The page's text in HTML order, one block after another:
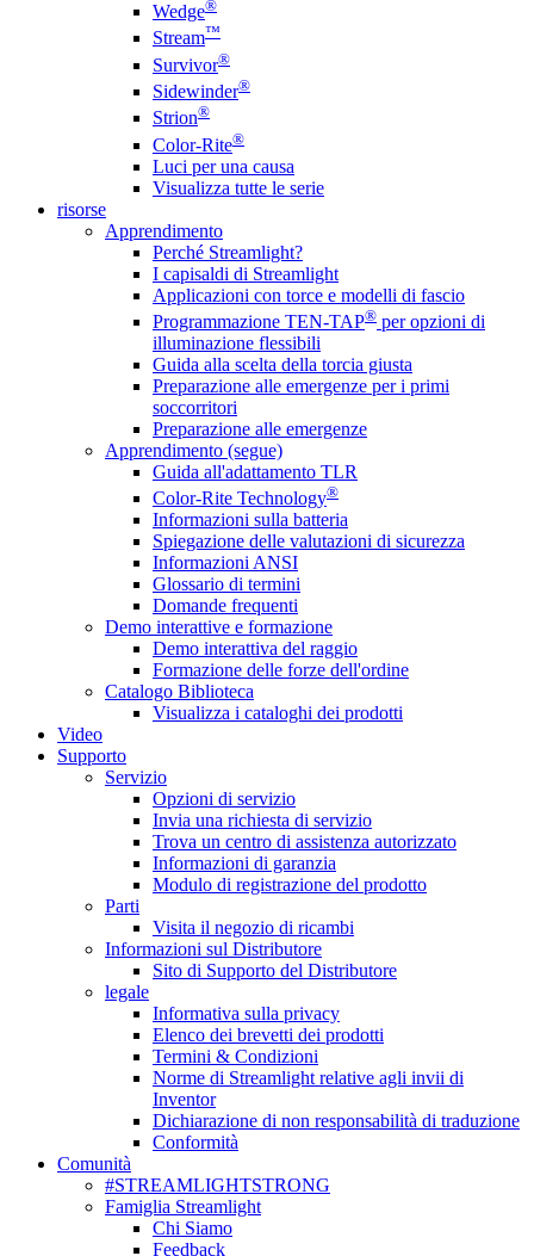
Wedge®
Stream™
Survivor®
Sidewinder®
Strion®
Color-Rite®
Luci per una causa
Visualizza tutte le serie
risorse
Apprendimento
Perché Streamlight?
I capisaldi di Streamlight
Applicazioni con torce e modelli di fascio
Programmazione TEN-TAP® per opzioni di
illuminazione flessibili
Guida alla scelta della torcia giusta
Preparazione alle emergenze per i primi
soccorritori
Preparazione alle emergenze
Apprendimento (segue)
Guida all'adattamento TLR
Color-Rite Technology®
Informazioni sulla batteria
Spiegazione delle valutazioni di sicurezza
Informazioni ANSI
Glossario di termini
Domande frequenti
Demo interattive e formazione
Demo interattiva del raggio
Formazione delle forze dell'ordine
Catalogo Biblioteca
Visualizza i cataloghi dei prodotti
Video
Supporto
Servizio
Opzioni di servizio
Invia una richiesta di servizio
Trova un centro di assistenza autorizzato
Informazioni di garanzia
Modulo di registrazione del prodotto
Parti
Visita il negozio di ricambi
Informazioni sul Distributore
Sito di Supporto del Distributore
legale
Informativa sulla privacy
Elenco dei brevetti dei prodotti
Termini & Condizioni
Norme di Streamlight relative agli invii di
Inventor
Dichiarazione di non responsabilità di traduzione
Conformità
Comunità
#STREAMLIGHTSTRONG
Famiglia Streamlight
Chi Siamo
Feedback